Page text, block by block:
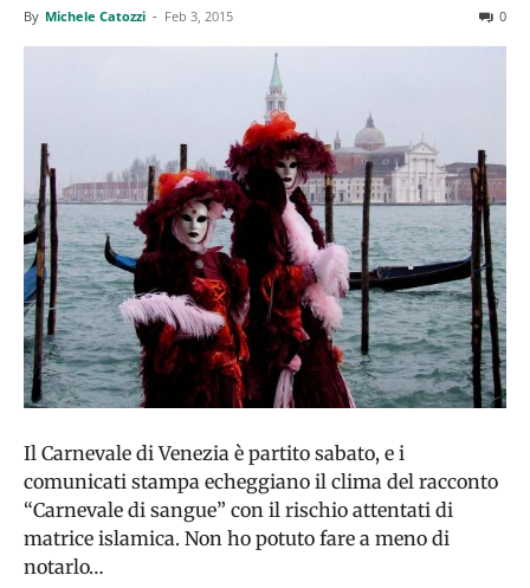
By Michele Catozzi - Feb 3, 2015 0
Il Carnevale di Venezia è partito sabato, e i
comunicati stampa echeggiano il clima del racconto
“Carnevale di sangue” con il rischio attentati di
matrice islamica. Non ho potuto fare a meno di
notarlo…